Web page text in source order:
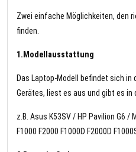
Zwei einfache Möglichkeiten, den
finden.
1.Modellausstattung
Das Laptop-Modell befindet sich in
Gerätes, liest es aus und gibt es in
z.B. Asus K53SV / HP Pavilion G6 /
F1000 F2000 F1000D F2000D